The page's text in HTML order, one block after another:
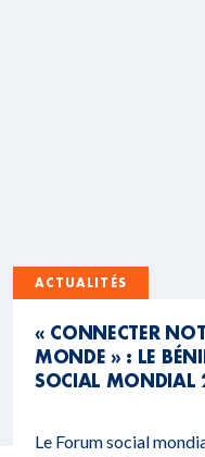
ACTUALITÉS
« CONNECTER
MONDE » : LE
SOCIAL MONDIAL
Le Forum social